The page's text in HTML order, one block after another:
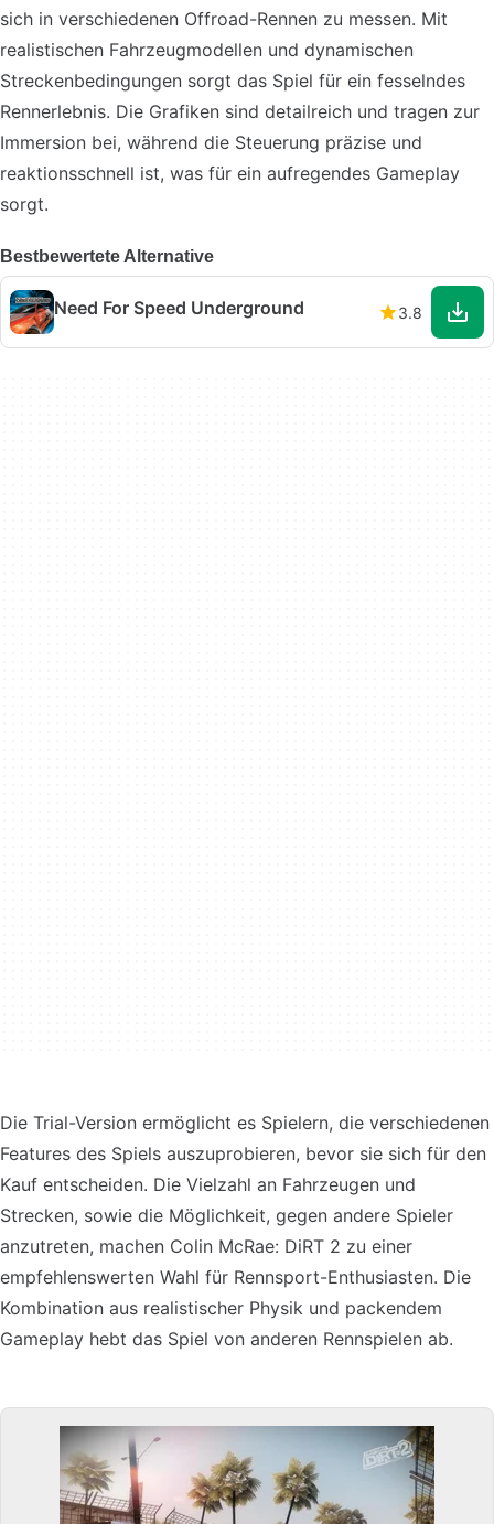
sich in verschiedenen Offroad-Rennen zu messen. Mit
realistischen Fahrzeugmodellen und dynamischen
Streckenbedingungen sorgt das Spiel für ein fesselndes
Rennerlebnis. Die Grafiken sind detailreich und tragen zur
Immersion bei, während die Steuerung präzise und
reaktionsschnell ist, was für ein aufregendes Gameplay
sorgt.
Bestbewertete Alternative
Need For Speed Underground 3.8
Die Trial-Version ermöglicht es Spielern, die verschiedenen
Features des Spiels auszuprobieren, bevor sie sich für den
Kauf entscheiden. Die Vielzahl an Fahrzeugen und
Strecken, sowie die Möglichkeit, gegen andere Spieler
anzutreten, machen Colin McRae: DiRT 2 zu einer
empfehlenswerten Wahl für Rennsport-Enthusiasten. Die
Kombination aus realistischer Physik und packendem
Gameplay hebt das Spiel von anderen Rennspielen ab.